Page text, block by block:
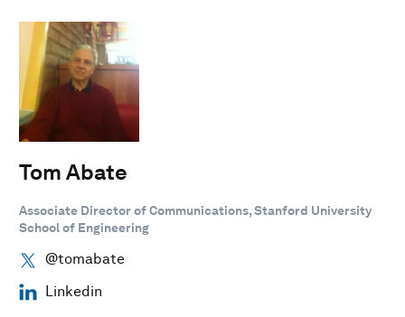
Tom Abate
Associate Director of Communications, ‎Stanford University
School of Engineering
@tomabate
Linkedin